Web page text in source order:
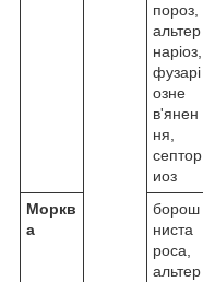
пороз,
альтер
наріоз,
фузарі
озне
в'янен
ня,
септор
иоз
Моркв
а
борош
ниста
роса,
альтер